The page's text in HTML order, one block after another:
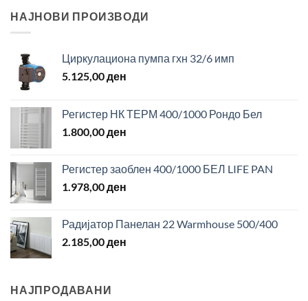
НАЈНОВИ ПРОИЗВОДИ
Циркулациона пумпа гхн 32/6 имп
5.125,00ден
Регистер НК ТЕРМ 400/1000 Рондо Бел
1.800,00ден
Регистер заоблен 400/1000 БЕЛ LIFE PAN
1.978,00ден
Радијатор Панелан 22 Warmhouse 500/400
2.185,00ден
НАЈПРОДАВАНИ